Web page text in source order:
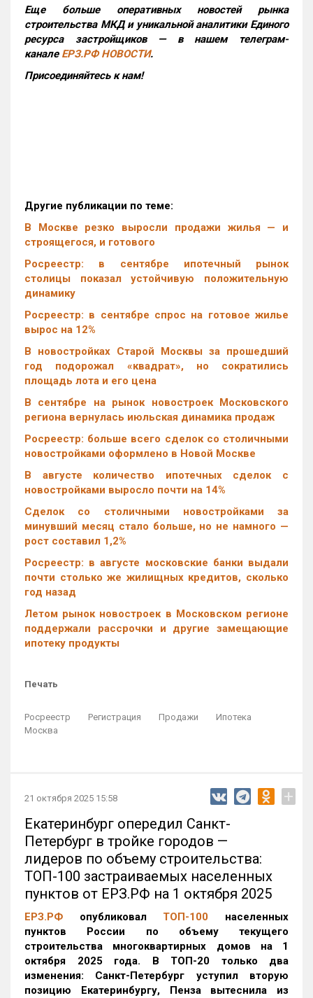
Еще больше оперативных новостей рынка
строительства МКД и уникальной аналитики Единого
ресурса застройщиков — в нашем телеграм-
канале ЕРЗ.РФ НОВОСТИ.
Присоединяйтесь к нам!
Другие публикации по теме:
В Москве резко выросли продажи жилья — и
строящегося, и готового
Росреестр: в сентябре ипотечный рынок
столицы показал устойчивую положительную
динамику
Росреестр: в сентябре спрос на готовое жилье
вырос на 12%
В новостройках Старой Москвы за прошедший
год подорожал «квадрат», но сократились
площадь лота и его цена
В сентябре на рынок новостроек Московского
региона вернулась июльская динамика продаж
Росреестр: больше всего сделок со столичными
новостройками оформлено в Новой Москве
В августе количество ипотечных сделок с
новостройками выросло почти на 14%
Cделок со столичными новостройками за
минувший месяц стало больше, но не намного —
рост составил 1,2%
Росреестр: в августе московские банки выдали
почти столько же жилищных кредитов, сколько
год назад
Летом рынок новостроек в Московском регионе
поддержали рассрочки и другие замещающие
ипотеку продукты
Печать
Росреестр Регистрация Продажи
Ипотека
Москва
21 октября 2025 15:58 +
Екатеринбург опередил Санкт-
Петербург в тройке городов —
лидеров по объему строительства:
ТОП-100 застраиваемых населенных
пунктов от ЕРЗ.РФ на 1 октября 2025
ЕРЗ.РФ опубликовал ТОП-100 населенных
пунктов России по объему текущего
строительства многоквартирных домов на 1
октября 2025 года. В ТОП-20 только два
изменения: Санкт-Петербург уступил вторую
позицию Екатеринбургу, Пенза вытеснила из